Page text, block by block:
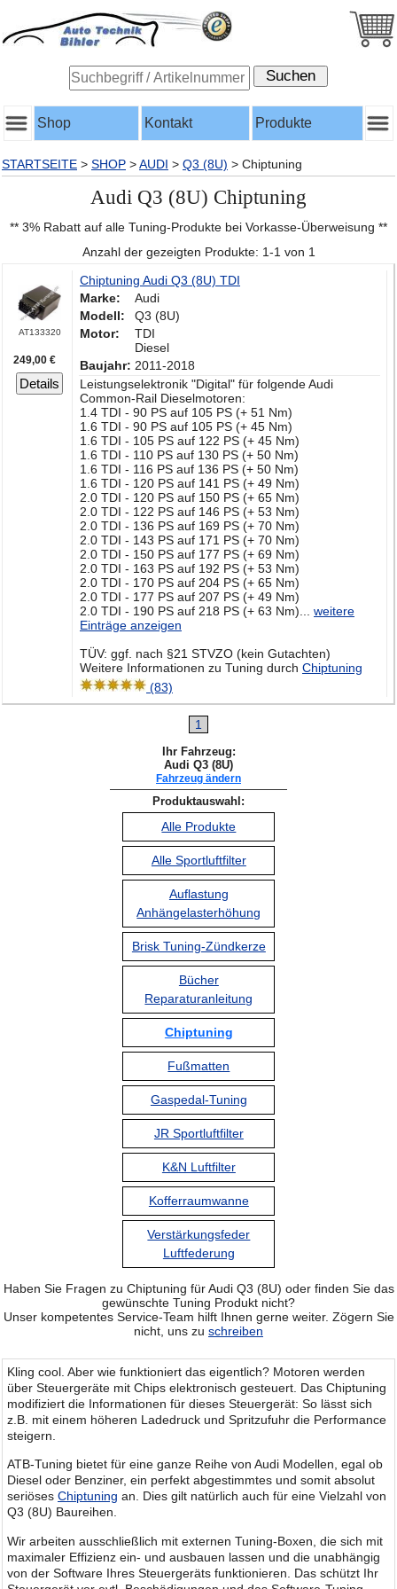
Shop Kontakt Produkte
STARTSEITE > SHOP >AUDI > Q3 (8U) > Chiptuning
Audi Q3 (8U) Chiptuning
** 3% Rabatt auf alle Tuning-Produkte bei Vorkasse-Überweisung **
Anzahl der gezeigten Produkte: 1-1 von 1
AT133320
249,00 €
Details
Chiptuning Audi Q3 (8U) TDI
Marke:
Audi
Modell:
Q3 (8U)
Motor:
TDI
Diesel
Baujahr: 2011-2018
Leistungselektronik "Digital" für folgende Audi
Common-Rail Dieselmotoren:
1.4 TDI - 90 PS auf 105 PS (+ 51 Nm)
1.6 TDI - 90 PS auf 105 PS (+ 45 Nm)
1.6 TDI - 105 PS auf 122 PS (+ 45 Nm)
1.6 TDI - 110 PS auf 130 PS (+ 50 Nm)
1.6 TDI - 116 PS auf 136 PS (+ 50 Nm)
1.6 TDI - 120 PS auf 141 PS (+ 49 Nm)
2.0 TDI - 120 PS auf 150 PS (+ 65 Nm)
2.0 TDI - 122 PS auf 146 PS (+ 53 Nm)
2.0 TDI - 136 PS auf 169 PS (+ 70 Nm)
2.0 TDI - 143 PS auf 171 PS (+ 70 Nm)
2.0 TDI - 150 PS auf 177 PS (+ 69 Nm)
2.0 TDI - 163 PS auf 192 PS (+ 53 Nm)
2.0 TDI - 170 PS auf 204 PS (+ 65 Nm)
2.0 TDI - 177 PS auf 207 PS (+ 49 Nm)
2.0 TDI - 190 PS auf 218 PS (+ 63 Nm)... weitere
Einträge anzeigen
TÜV: ggf. nach §21 STVZO (kein Gutachten)
Weitere Informationen zu Tuning durch Chiptuning
(83)
1
Ihr Fahrzeug:
Audi Q3 (8U)
Fahrzeug ändern
Produktauswahl:
Alle Produkte
Alle Sportluftfilter
Auflastung
Anhängelasterhöhung
Brisk Tuning-Zündkerze
Bücher
Reparaturanleitung
Chiptuning
Fußmatten
Gaspedal-Tuning
JR Sportluftfilter
K&N Luftfilter
Kofferraumwanne
Verstärkungsfeder
Luftfederung
Haben Sie Fragen zu Chiptuning für Audi Q3 (8U) oder finden Sie das
gewünschte Tuning Produkt nicht?
Unser kompetentes Service-Team hilft Ihnen gerne weiter. Zögern Sie
nicht, uns zu schreiben
Kling cool. Aber wie funktioniert das eigentlich? Motoren werden
über Steuergeräte mit Chips elektronisch gesteuert. Das Chiptuning
modifiziert die Informationen für dieses Steuergerät: So lässt sich
z.B. mit einem höheren Ladedruck und Spritzufuhr die Performance
steigern.
ATB-Tuning bietet für eine ganze Reihe von Audi Modellen, egal ob
Diesel oder Benziner, ein perfekt abgestimmtes und somit absolut
seriöses Chiptuning an. Dies gilt natürlich auch für eine Vielzahl von
Q3 (8U) Baureihen.
Wir arbeiten ausschließlich mit externen Tuning-Boxen, die sich mit
maximaler Effizienz ein- und ausbauen lassen und die unabhängig
von der Software Ihres Steuergeräts funktionieren. Das schützt Ihr